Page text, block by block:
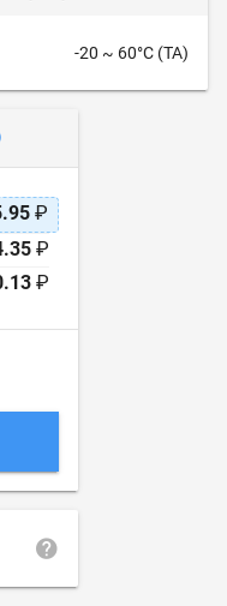
-20 ~ 60°C (TA)
₽
₽
₽